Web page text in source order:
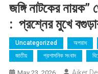
জঙ্গি নাটকের
: প্রশ্নের মুখে
Uncategorized অপরাধ
জাতীয়
প্রশাসনিক সংবাদ